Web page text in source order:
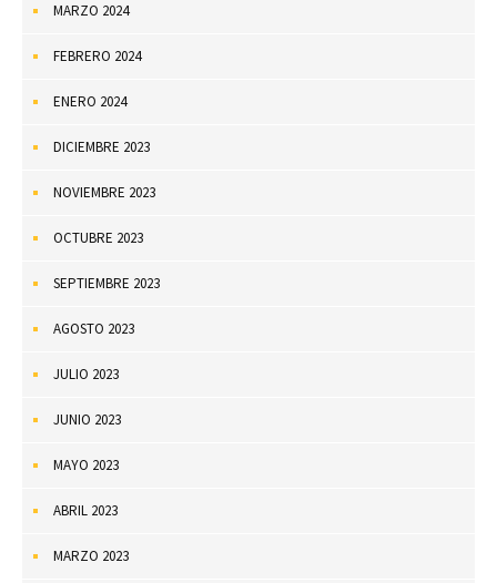
MARZO 2024
FEBRERO 2024
ENERO 2024
DICIEMBRE 2023
NOVIEMBRE 2023
OCTUBRE 2023
SEPTIEMBRE 2023
AGOSTO 2023
JULIO 2023
JUNIO 2023
MAYO 2023
ABRIL 2023
MARZO 2023